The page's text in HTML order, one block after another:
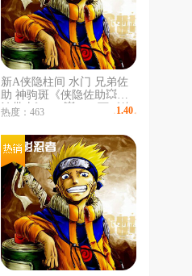
新A侠隐柱间 水门 兄弟佐
助 神驹斑《侠隐佐助💥漂
泊带土》59S💥3510万《侠
隐兜 漂泊佩恩》暴怒带土
💥武士扉间/再不斩💥新春
止水楠/鼬水门空导
热度：463 1.40